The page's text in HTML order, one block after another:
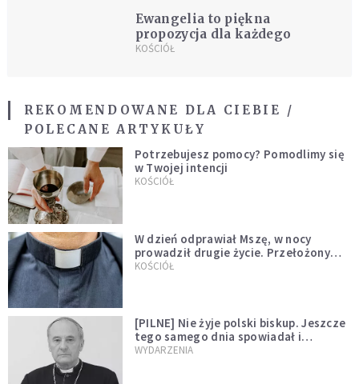
Ewangelia to piękna
propozycja dla każdego
KOŚCIÓŁ
REKOMENDOWANE DLA CIEBIE /
POLECANE ARTYKUŁY
Potrzebujesz pomocy? Pomodlimy się
w Twojej intencji
KOŚCIÓŁ
W dzień odprawiał Mszę, w nocy
prowadził drugie życie. Przełożony
kazał mu opuścić zakon
KOŚCIÓŁ
[PILNE] Nie żyje polski biskup. Jeszcze
tego samego dnia spowiadał i
sprawował Mszę świętą
WYDARZENIA